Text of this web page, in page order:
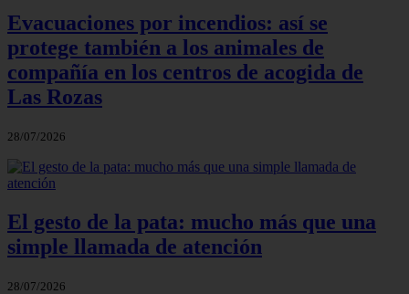
Evacuaciones por incendios: así se
protege también a los animales de
compañía en los centros de acogida de
Las Rozas
28/07/2026
El gesto de la pata: mucho más que una
simple llamada de atención
28/07/2026